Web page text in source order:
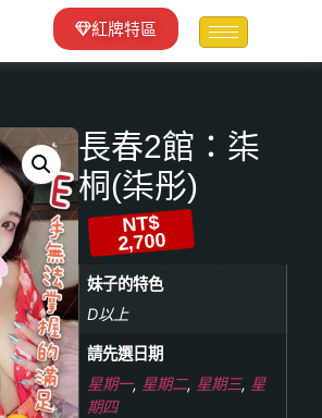
紅牌特區
長春2館：柒
桐(柒彤)
NT$
2,700
妹子的特色
D以上
請先選日期
星期一, 星期二, 星期三, 星
期四